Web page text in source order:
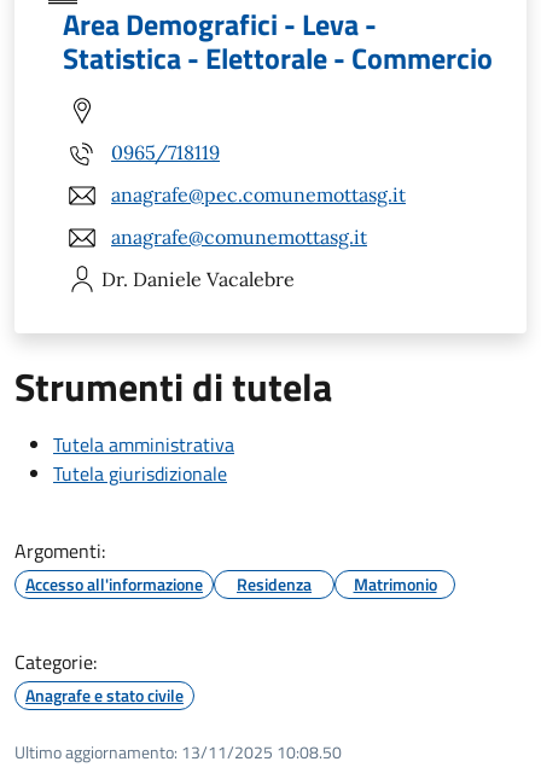
Area Demografici - Leva -
Statistica - Elettorale - Commercio
0965/718119
anagrafe@pec.comunemottasg.it
anagrafe@comunemottasg.it
Dr. Daniele Vacalebre
Strumenti di tutela
Tutela amministrativa
Tutela giurisdizionale
Argomenti:
Accesso all'informazione Residenza Matrimonio
Categorie:
Anagrafe e stato civile
Ultimo aggiornamento: 13/11/2025 10:08.50